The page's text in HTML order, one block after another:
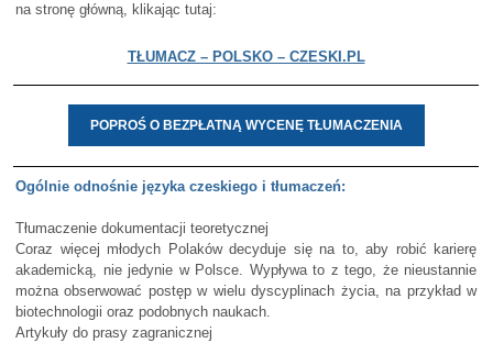
na stronę główną, klikając tutaj:
TŁUMACZ – POLSKO – CZESKI.PL
POPROŚ O BEZPŁATNĄ WYCENĘ TŁUMACZENIA
Ogólnie odnośnie języka czeskiego i tłumaczeń:
Tłumaczenie dokumentacji teoretycznej
Coraz więcej młodych Polaków decyduje się na to, aby robić karierę
akademicką, nie jedynie w Polsce. Wypływa to z tego, że nieustannie
można obserwować postęp w wielu dyscyplinach życia, na przykład w
biotechnologii oraz podobnych naukach.
Artykuły do prasy zagranicznej